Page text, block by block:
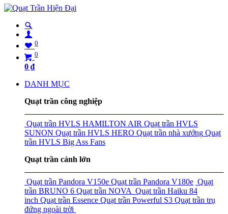
0
0
0 ₫
DANH MỤC
Quạt trần công nghiệp
Quạt trần HVLS HAMILTON AIR Quạt trần HVLS
SUNON Quạt trần HVLS HERO Quạt trần nhà xưởng Quạt
trần HVLS Big Ass Fans
Quạt trần cánh lớn
Quạt trần Pandora V150e Quạt trần Pandora V180e Quạt
trần BRUNO 6 Quạt trần NOVA Quạt trần Haiku 84
inch Quạt trần Essence Quạt trần Powerful S3 Quạt trần trụ
đứng ngoài trời